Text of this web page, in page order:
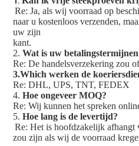
Re: Ja, als wij voorraad op
naar u kostenloos verzenden,
uw zijn
kant.
2. Wat is uw
Re: De handelsverzekering zou
3.Which werken de
Re: DHL, UPS, TNT, FEDEX
4. Hoe ongeveer MOQ?
Re: Wij kunnen het spreken
5. Hoe lang is de levertijd?
Re: Het is hoofdzakelijk afhangt
zou zijn als wij de voorraad